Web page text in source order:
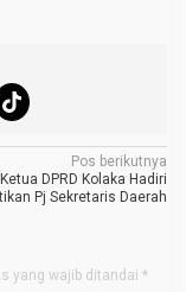
Pos berikutnya
DPRD Kolaka Hadiri
Pj Sekretaris Daerah
yang wajib ditandai *